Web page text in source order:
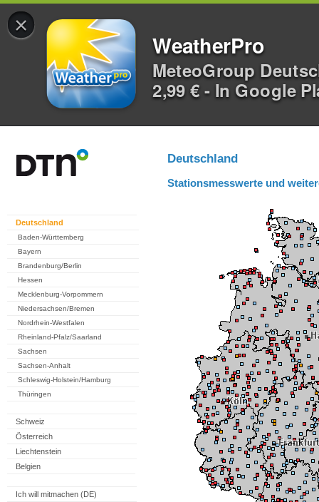
×
WeatherPro
MeteoGroup
2,99 € - In Google
Deutschland
Baden-Württemberg
Bayern
Brandenburg/Berlin
Hessen
Mecklenburg-Vorpommern
Niedersachsen/Bremen
Nordrhein-Westfalen
Rheinland-Pfalz/Saarland
Sachsen
Sachsen-Anhalt
Schleswig-Holstein/Hamburg
Thüringen
Schweiz
Österreich
Liechtenstein
Belgien
Ich will mitmachen (DE)
Deutschland
Stationsmesswerte und